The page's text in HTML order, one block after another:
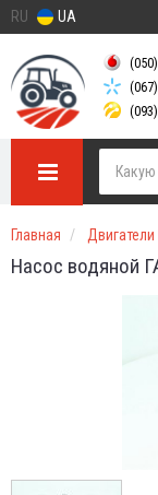
RU UA
(050)
(067)
(093)
Главная
Насос водяной